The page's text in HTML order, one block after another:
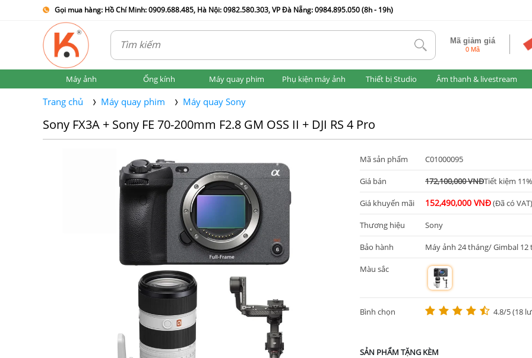
Gọi mua hàng: Hồ Chí Minh: 0909.688.485, Hà Nội: 0982.580.303, VP Đà Nẵng: 0984.895.050 (8h - 19h)
tlk Mã giảm giá
0 Mã
Máy ảnh Ống kính Máy quay phim Phụ kiện máy ảnh Thiết bị Studio Âm thanh & livestream
Trang chủ Máy quay phim Máy quay Sony
Sony FX3A + Sony FE 70-200mm F2.8 GM OSS II + DJI RS 4 Pro
Mã sản phẩm C01000095
Giá bán 172,100,000 VNĐTiết kiệm 11%
Giá khuyến mãi 152,490,000 VNĐ(Đã có VAT)
Thương hiệu Sony
Bảo hành Máy ảnh 24 tháng/ Gimbal 12
Màu sắc
m
Bình chọn 4.8/5 (18
SẢN PHẨM TẶNG KÈM